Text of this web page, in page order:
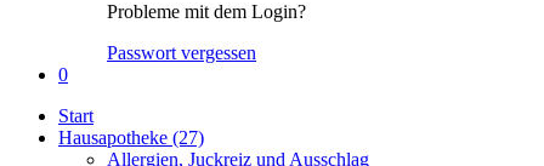
Probleme mit dem Login?
Passwort vergessen
0
Start
Hausapotheke (27)
Allergien, Juckreiz und Ausschlag